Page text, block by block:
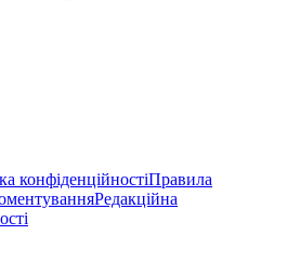
конфіденційностіПравила
Редакційна